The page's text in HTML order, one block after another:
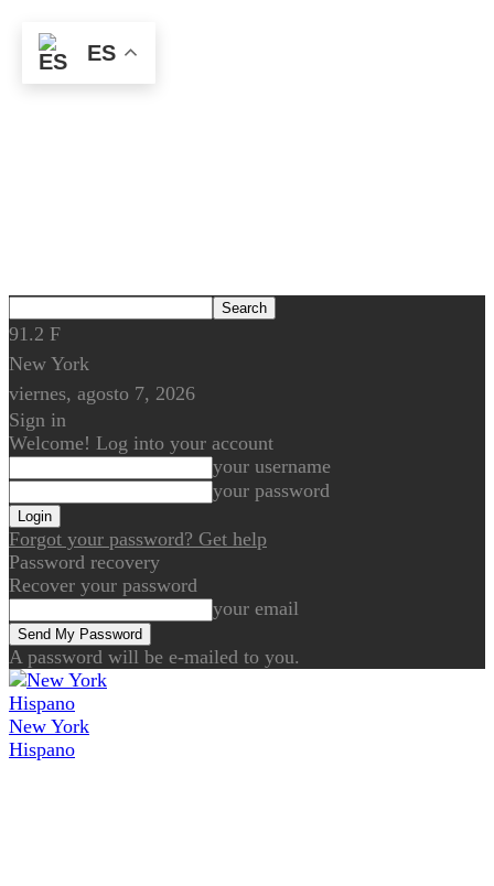
91.2 F
New York
viernes, agosto 7, 2026
Sign in
Welcome! Log into your account
your username
your password
Forgot your password? Get help
Password recovery
Recover your password
your email
A password will be e-mailed to you.
New York
Hispano
ES